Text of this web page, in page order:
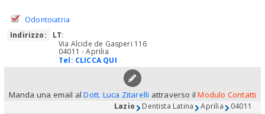
Odontoiatria
Indirizzo:
LT:
Via Alcide de Gasperi 116
04011 - Aprilia
Tel: CLICCA QUI
Manda una email alDott. Luca Zitarelli attraverso ilModulo Contatti
Lazio Dentista Latina Aprilia 04011